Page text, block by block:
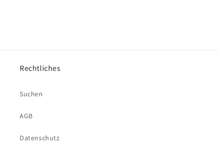
Rechtliches
Suchen
AGB
Datenschutz